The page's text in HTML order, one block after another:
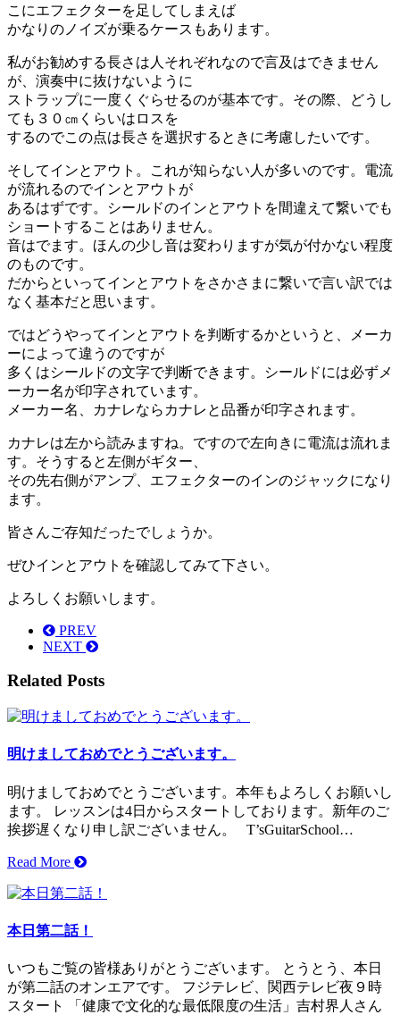
こにエフェクターを足してしまえば
かなりのノイズが乗るケースもあります。
私がお勧めする長さは人それぞれなので言及はできません
が、演奏中に抜けないように
ストラップに一度くぐらせるのが基本です。その際、どうし
ても３０㎝くらいはロスを
するのでこの点は長さを選択するときに考慮したいです。
そしてインとアウト。これが知らない人が多いのです。電流
が流れるのでインとアウトが
あるはずです。シールドのインとアウトを間違えて繋いでも
ショートすることはありません。
音はでます。ほんの少し音は変わりますが気が付かない程度
のものです。
だからといってインとアウトをさかさまに繋いで言い訳では
なく基本だと思います。
ではどうやってインとアウトを判断するかというと、メーカ
ーによって違うのですが
多くはシールドの文字で判断できます。シールドには必ずメ
ーカー名が印字されています。
メーカー名、カナレならカナレと品番が印字されます。
カナレは左から読みますね。ですので左向きに電流は流れま
す。そうすると左側がギター、
その先右側がアンプ、エフェクターのインのジャックになり
ます。
皆さんご存知だったでしょうか。
ぜひインとアウトを確認してみて下さい。
よろしくお願いします。
PREV
NEXT
Related Posts
明けましておめでとうございます。
明けましておめでとうございます。本年もよろしくお願いし
ます。 レッスンは4日からスタートしております。新年のご
挨拶遅くなり申し訳ございません。 T’sGuitarSchool…
Read More
本日第二話！
いつもご覧の皆様ありがとうございます。 とうとう、本日
が第二話のオンエアです。 フジテレビ、関西テレビ夜９時
スタート 「健康で文化的な最低限度の生活」吉村界人さん